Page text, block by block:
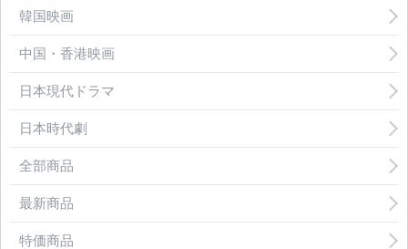
韓国映画
中国・香港映画
日本現代ドラマ
日本時代劇
全部商品
最新商品
特価商品